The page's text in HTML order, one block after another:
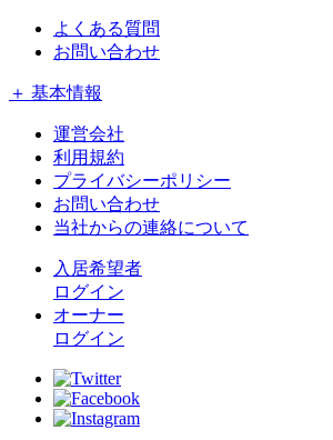
よくある質問
お問い合わせ
＋ 基本情報
運営会社
利用規約
プライバシーポリシー
お問い合わせ
当社からの連絡について
入居希望者
ログイン
オーナー
ログイン